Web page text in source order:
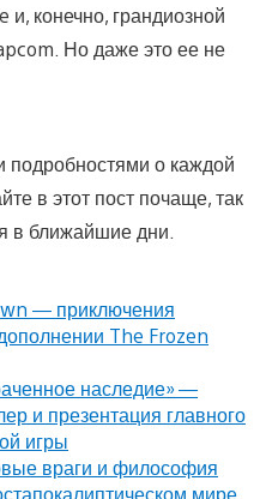
конечно, грандиозной
Но даже это ее не
о каждой
в этот пост почаще, так
в ближайшие дни.
— приключения
The Frozen
наследие» —
и презентация главного
игры
враги и философия
мире